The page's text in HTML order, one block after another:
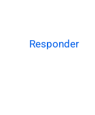
Responder